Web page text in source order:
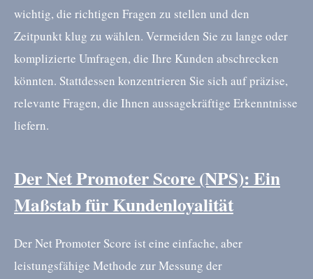
wichtig, die richtigen Fragen zu stellen und den
Zeitpunkt klug zu wählen. Vermeiden Sie zu lange oder
komplizierte Umfragen, die Ihre Kunden abschrecken
könnten. Stattdessen konzentrieren Sie sich auf präzise,
relevante Fragen, die Ihnen aussagekräftige Erkenntnisse
liefern.
Der Net Promoter Score (NPS): Ein
Maßstab für Kundenloyalität
Der Net Promoter Score ist eine einfache, aber
leistungsfähige Methode zur Messung der